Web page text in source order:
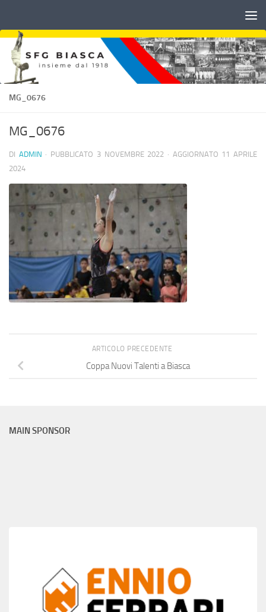
MG_0676
MG_0676
DI ADMIN · PUBBLICATO 3 NOVEMBRE 2022 · AGGIORNATO 11 APRILE
2024
ARTICOLO PRECEDENTE
Coppa Nuovi Talenti a Biasca
MAIN SPONSOR